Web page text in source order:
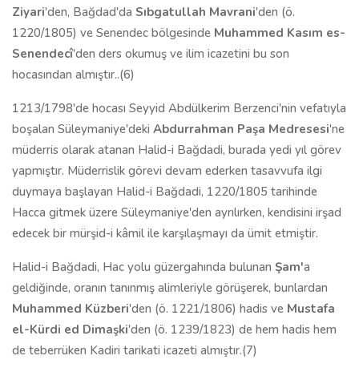
Ziyari'den, Bağdad'da Sıbgatullah Mavrani'den (ö.
1220/1805) ve Senendec bölgesinde Muhammed Kasım es-
Senendecî'den ders okumuş ve ilim icazetini bu son
hocasından almıştır..(6)
1213/1798'de hocası Seyyid Abdülkerim Berzenci'nin vefatıyla
boşalan Süleymaniye'deki Abdurrahman Paşa Medresesi'ne
müderris olarak atanan Halid-i Bağdadi, burada yedi yıl görev
yapmıştır. Müderrislik görevi devam ederken tasavvufa ilgi
duymaya başlayan Halid-i Bağdadi, 1220/1805 tarihinde
Hacca gitmek üzere Süleymaniye'den ayrılırken, kendisini irşad
edecek bir mürşid-i kâmil ile karşılaşmayı da ümit etmiştir.
Halid-i Bağdadi, Hac yolu güzergahında bulunan Şam'a
geldiğinde, oranın tanınmış alimleriyle görüşerek, bunlardan
Muhammed Küzberi'den (ö. 1221/1806) hadis ve Mustafa
el-Kürdi ed Dimaşki'den (ö. 1239/1823) de hem hadis hem
de teberrüken Kadiri tarikati icazeti almıştır.(7)